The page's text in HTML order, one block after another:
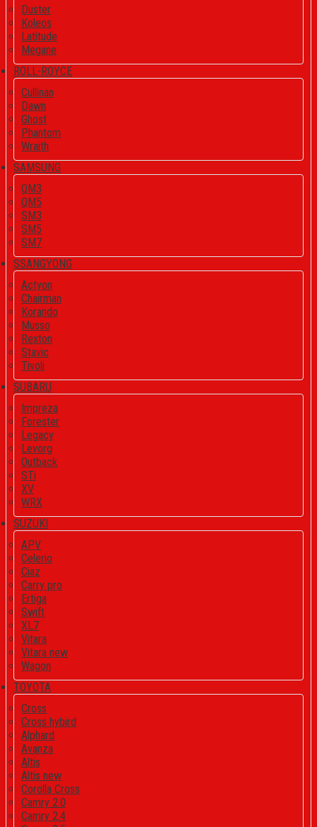
Duster
Koleos
Latitude
Megane
ROLL-ROYCE
Cullinan
Dawn
Ghost
Phantom
Wraith
SAMSUNG
QM3
QM5
SM3
SM5
SM7
SSANGYONG
Actyon
Chairman
Korando
Musso
Rexton
Stavic
Tivoli
SUBARU
Impreza
Forester
Legacy
Levorg
Outback
STi
XV
WRX
SUZUKI
APV
Celerio
Ciaz
Carry pro
Ertiga
Swift
XL7
Vitara
Vitara new
Wagon
TOYOTA
Cross
Cross hybird
Alphard
Avanza
Altis
Altis new
Corolla Cross
Camry 2.0
Camry 2.4